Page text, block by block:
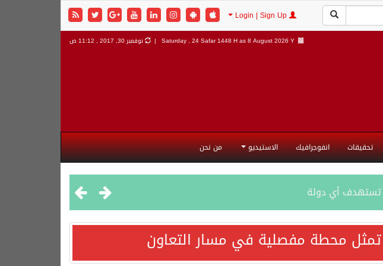
Saturday , 24 Safar 1448 H as8 August 2026 Y | نوفمبر 30, 2017 , 11:12 ص
تحقيقات انفوجرافيك الاستيديو من نحن
تستهدف أي دولة
أمن المنطقةمحطة مفصلية في مسار التعاون